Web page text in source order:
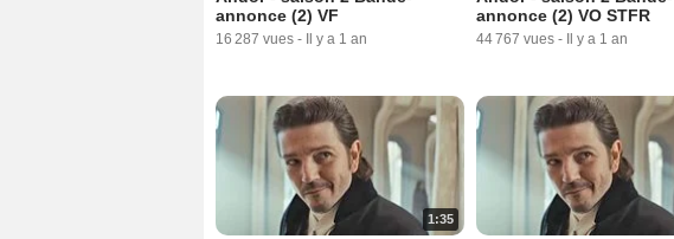
annonce (2) VF
16 287 vues - Il y a 1 an
annonce (2) VO STFR
44 767 vues - Il y a 1 an
1:35